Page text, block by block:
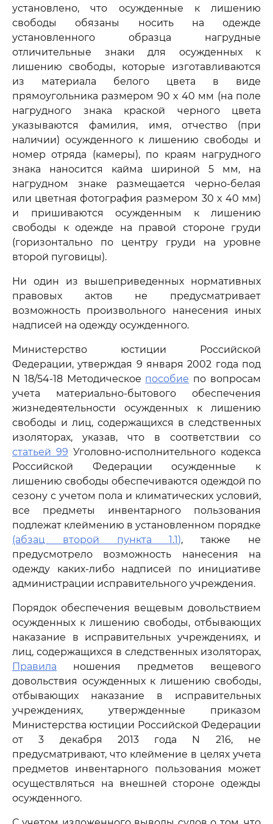
установлено, что осужденные к лишению
свободы обязаны носить на одежде
установленного образца нагрудные
отличительные знаки для осужденных к
лишению свободы, которые изготавливаются
из материала белого цвета в виде
прямоугольника размером 90 x 40 мм (на поле
нагрудного знака краской черного цвета
указываются фамилия, имя, отчество (при
наличии) осужденного к лишению свободы и
номер отряда (камеры), по краям нагрудного
знака наносится кайма шириной 5 мм, на
нагрудном знаке размещается черно-белая
или цветная фотография размером 30 x 40 мм)
и пришиваются осужденным к лишению
свободы к одежде на правой стороне груди
(горизонтально по центру груди на уровне
второй пуговицы).
Ни один из вышеприведенных нормативных
правовых актов не предусматривает
возможность произвольного нанесения иных
надписей на одежду осужденного.
Министерство юстиции Российской
Федерации, утверждая 9 января 2002 года под
N 18/54-18 Методическое пособие по вопросам
учета материально-бытового обеспечения
жизнедеятельности осужденных к лишению
свободы и лиц, содержащихся в следственных
изоляторах, указав, что в соответствии со
статьей 99 Уголовно-исполнительного кодекса
Российской Федерации осужденные к
лишению свободы обеспечиваются одеждой по
сезону с учетом пола и климатических условий,
все предметы инвентарного пользования
подлежат клеймению в установленном порядке
(абзац второй пункта 1.1), также не
предусмотрело возможность нанесения на
одежду каких-либо надписей по инициативе
администрации исправительного учреждения.
Порядок обеспечения вещевым довольствием
осужденных к лишению свободы, отбывающих
наказание в исправительных учреждениях, и
лиц, содержащихся в следственных изоляторах,
Правила ношения предметов вещевого
довольствия осужденных к лишению свободы,
отбывающих наказание в исправительных
учреждениях, утвержденные приказом
Министерства юстиции Российской Федерации
от 3 декабря 2013 года N 216, не
предусматривают, что клеймение в целях учета
предметов инвентарного пользования может
осуществляться на внешней стороне одежды
осужденного.